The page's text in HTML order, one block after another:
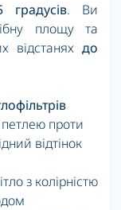
градусів. Ви
площу та
відстанях до
петлею проти
відтінок
з колірністю